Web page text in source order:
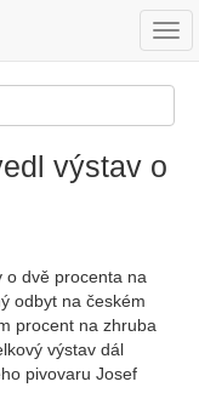
výstav o
o dvě procenta na
odbyt na českém
procent na zhruba
výstav dál
pivovaru Josef